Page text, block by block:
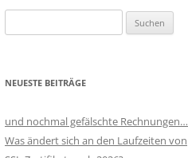
nach:
NEUESTE BEITRÄGE
und nochmal gefälschte Rechnungen…
Was ändert sich an den Laufzeiten von